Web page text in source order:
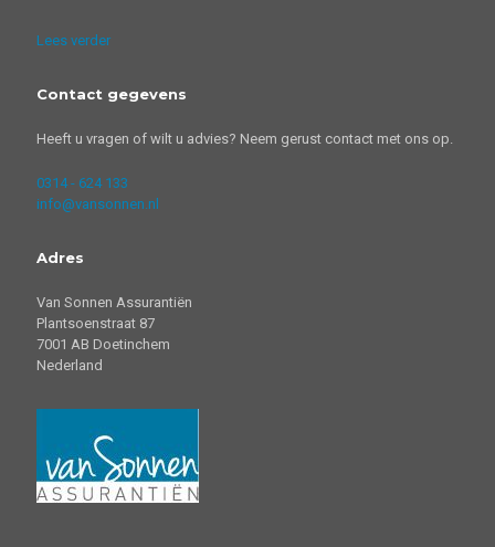
Lees verder
Contact gegevens
Heeft u vragen of wilt u advies? Neem gerust contact met ons op.
0314 - 624 133
info@vansonnen.nl
Adres
Van Sonnen Assurantiën
Plantsoenstraat 87
7001 AB Doetinchem
Nederland